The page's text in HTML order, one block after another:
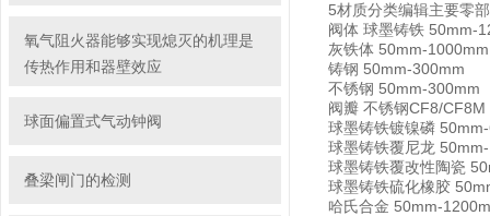
氧气阻火器能够实现熄灭的机理是
传热作用和器壁效应
球面偏置式气动钟阀
叠梁闸门的检测
5材质分类编辑主要零
阀体 球墨铸铁 50mm-
灰铁体 50mm-1000mm
铸钢 50mm-300mm
不锈钢 50mm-300mm
阀瓣 不锈钢CF8/
球墨铸铁镀镍磷
球墨铸铁覆尼龙
球墨铸铁覆改性陶瓷
球墨铸铁硫化橡胶
哈氏合金 50mm-